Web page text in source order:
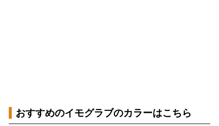
おすすめのイモグラブのカラーはこちら